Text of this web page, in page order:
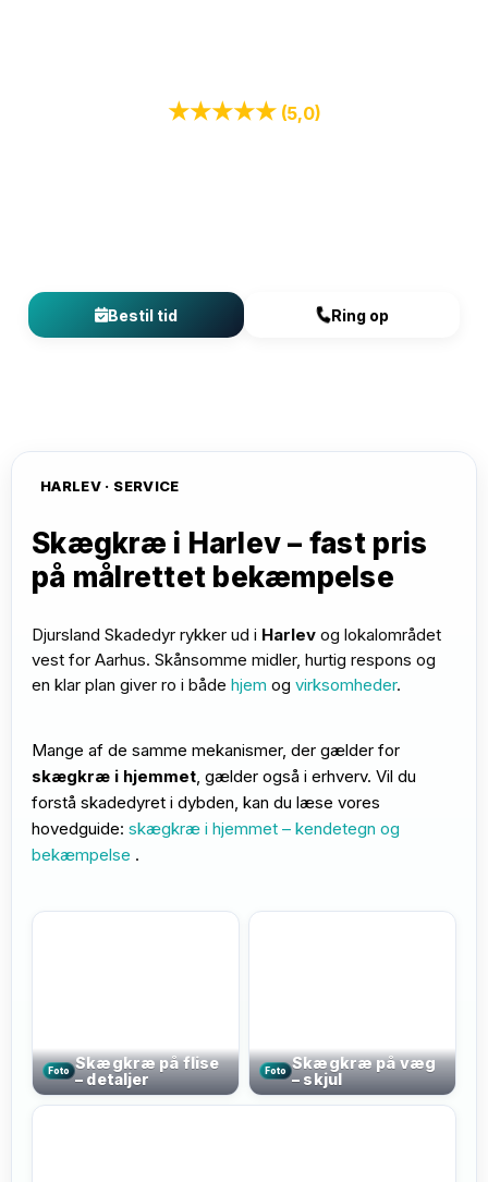
★★★★★ (5,0)
Bestil tid Ring op
HARLEV · SERVICE
Skægkræ i Harlev – fast pris
på målrettet bekæmpelse
Djursland Skadedyr rykker ud i Harlev og lokalområdet
vest for Aarhus. Skånsomme midler, hurtig respons og
en klar plan giver ro i både hjem og virksomheder.
Mange af de samme mekanismer, der gælder for
skægkræ i hjemmet, gælder også i erhverv. Vil du
forstå skadedyret i dybden, kan du læse vores
hovedguide: skægkræ i hjemmet – kendetegn og
bekæmpelse .
Foto
Skægkræ på flise
– detaljer
Foto
Skægkræ på væg
– skjul